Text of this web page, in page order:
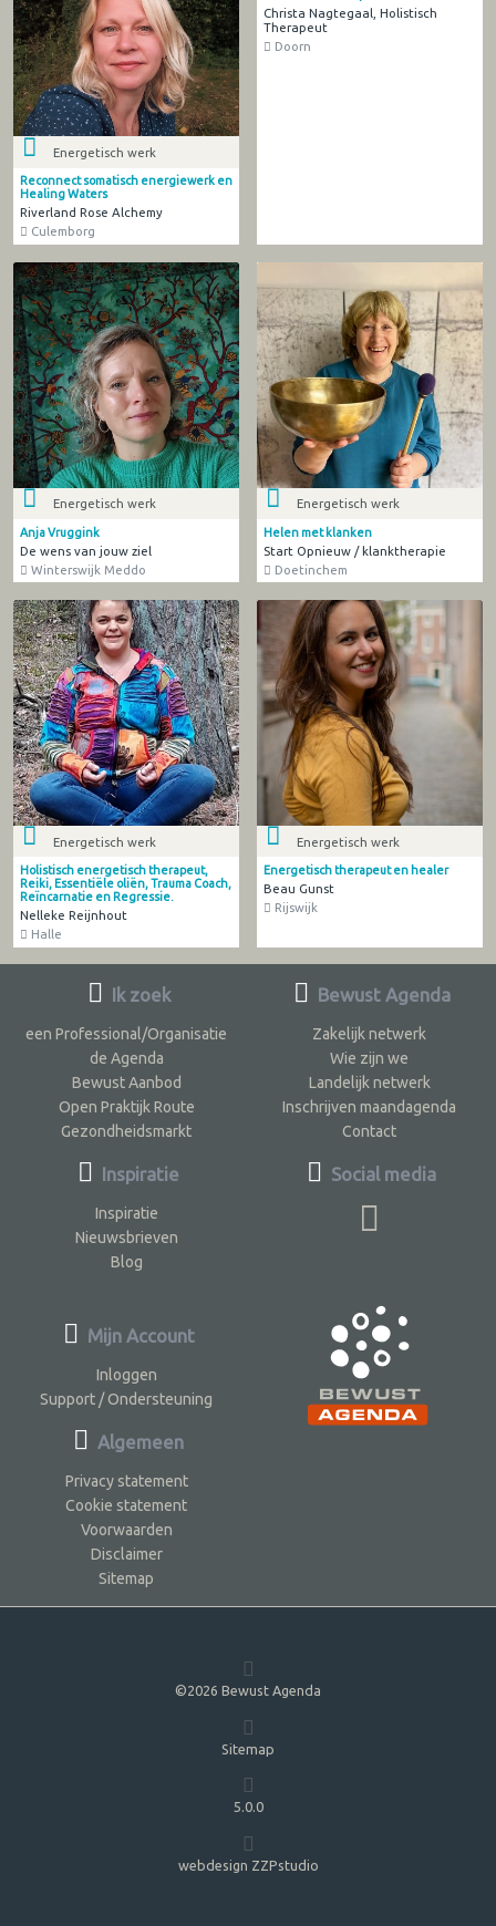
Energetisch werk
Reconnect somatisch energiewerk en
Healing Waters
Riverland Rose Alchemy
Culemborg
Christa Nagtegaal, Holistisch
Therapeut
Doorn
Energetisch werk
Anja Vruggink
De wens van jouw ziel
Winterswijk Meddo
Energetisch werk
Helen met klanken
Start Opnieuw / klanktherapie
Doetinchem
Energetisch werk
Holistisch energetisch therapeut,
Reiki, Essentiële oliën, Trauma Coach,
Reïncarnatie en Regressie.
Nelleke Reijnhout
Halle
Energetisch werk
Energetisch therapeut en healer
Beau Gunst
Rijswijk
Ik zoek
een Professional/Organisatie
de Agenda
Bewust Aanbod
Open Praktijk Route
Gezondheidsmarkt
Inspiratie
Inspiratie
Nieuwsbrieven
Blog
Bewust Agenda
Zakelijk netwerk
Wie zijn we
Landelijk netwerk
Inschrijven maandagenda
Contact
Social media
Mijn Account
Inloggen
Support / Ondersteuning
Algemeen
Privacy statement
Cookie statement
Voorwaarden
Disclaimer
Sitemap
©2026 Bewust Agenda
Sitemap
5.0.0
webdesign ZZPstudio